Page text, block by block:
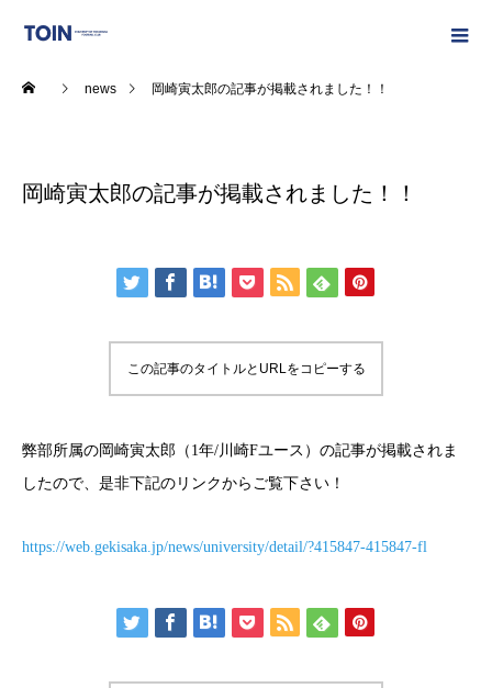
news 岡崎寅太郎の記事が掲載されました！！
岡崎寅太郎の記事が掲載されました！！
この記事のタイトルとURLをコピーする
弊部所属の岡崎寅太郎（1年/川崎Fユース）の記事が掲載されま
したので、是非下記のリンクからご覧下さい！
https://web.gekisaka.jp/news/university/detail/?415847-415847-fl